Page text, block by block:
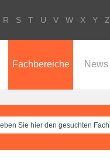
R S T U V W X Y Z
Fachbereiche News